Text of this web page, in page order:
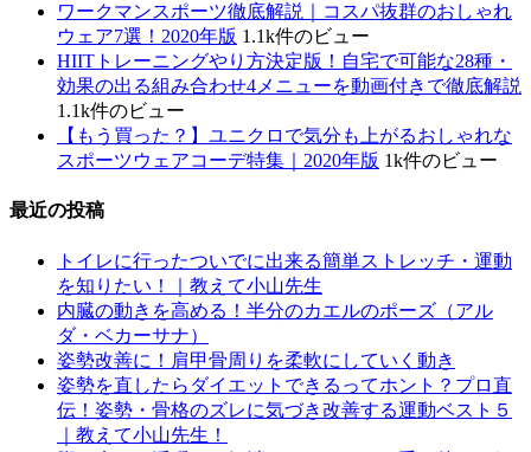
ワークマンスポーツ徹底解説｜コスパ抜群のおしゃれ
ウェア7選！2020年版 1.1k件のビュー
HIITトレーニングやり方決定版！自宅で可能な28種・
効果の出る組み合わせ4メニューを動画付きで徹底解説
1.1k件のビュー
【もう買った？】ユニクロで気分も上がるおしゃれな
スポーツウェアコーデ特集｜2020年版 1k件のビュー
最近の投稿
トイレに行ったついでに出来る簡単ストレッチ・運動
を知りたい！｜教えて小山先生
内臓の動きを高める！半分のカエルのポーズ（アル
ダ・ベカーサナ）
姿勢改善に！肩甲骨周りを柔軟にしていく動き
姿勢を直したらダイエットできるってホント？プロ直
伝！姿勢・骨格のズレに気づき改善する運動ベスト５
｜教えて小山先生！